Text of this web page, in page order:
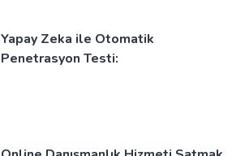
Yapay Zeka ile Otomatik
Penetrasyon Testi: